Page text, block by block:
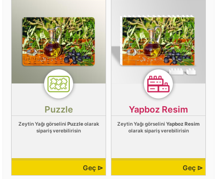
Puzzle
Zeytin Yağı görselini Puzzleolarak
sipariş verebilirisin
Geç ⊳
Yapboz Resim
Zeytin Yağı görselini Yapboz Resim
olarak sipariş verebilirisin
Geç ⊳